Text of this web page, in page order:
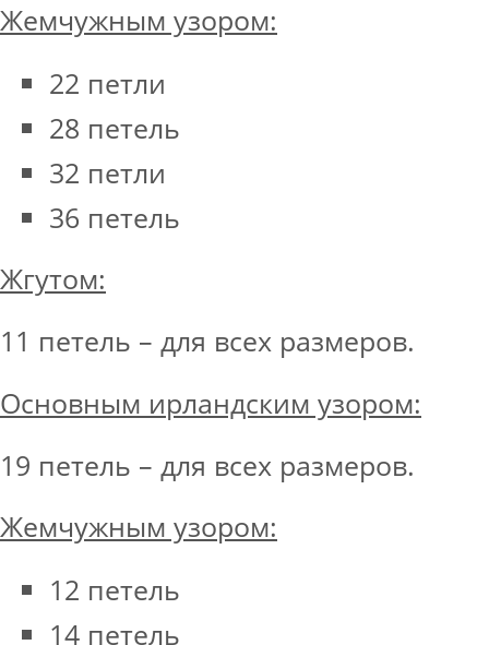
Жемчужным узором:
22 петли
28 петель
32 петли
36 петель
Жгутом:
11 петель – для всех размеров.
Основным ирландским узором:
19 петель – для всех размеров.
Жемчужным узором:
12 петель
14 петель